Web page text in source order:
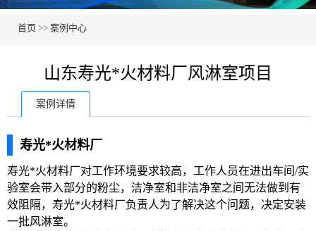
首页 >> 案例中心
山东寿光*火材料厂风淋室项目
案例详情
寿光*火材料厂
寿光*火材料厂对工作环境要求较高，工作人员在进出车间/实
验室会带入部分的粉尘，洁净室和非洁净室之间无法做到有
效阻隔，寿光*火材料厂负责人为了解决这个问题，决定安装
一批风淋室。